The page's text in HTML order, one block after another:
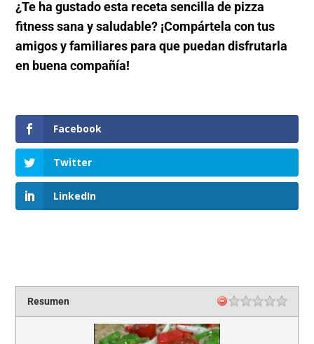
¿Te ha gustado esta receta sencilla de pizza
fitness sana y saludable? ¡Compártela con tus
amigos y familiares para que puedan disfrutarla
en buena compañía!
Facebook
Twitter
LinkedIn
Resumen